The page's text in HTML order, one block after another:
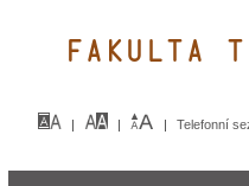
FAKULTA
Telefonní